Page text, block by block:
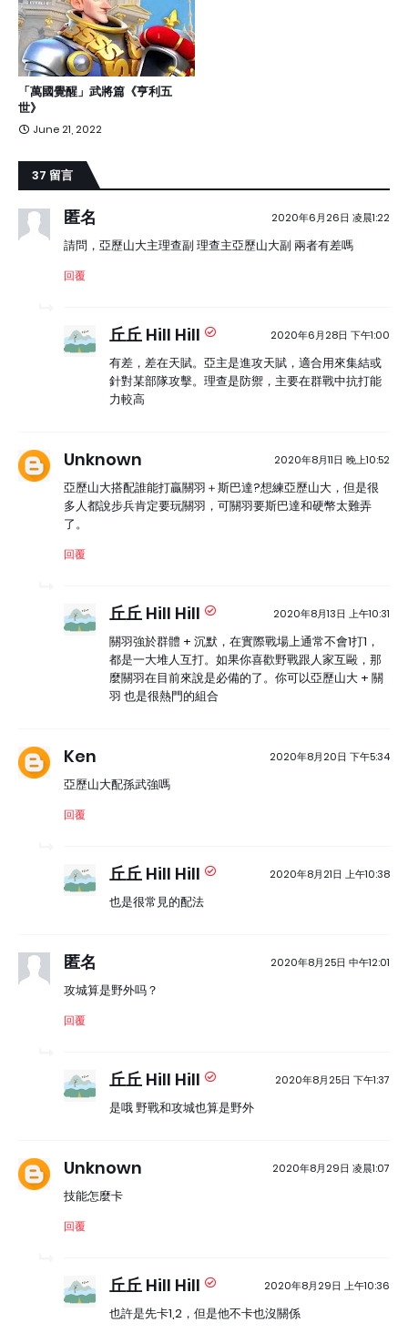
「萬國覺醒」武將篇《亨利五
世》
June 21, 2022
37 留言
匿名 2020年6月26日 凌晨1:22
請問，亞歷山大主理查副 理查主亞歷山大副 兩者有差嗎
回覆
丘丘 Hill Hill 2020年6月28日 下午1:00
有差，差在天賦。亞主是進攻天賦，適合用來集結或
針對某部隊攻擊。理查是防禦，主要在群戰中抗打能
力較高
Unknown 2020年8月11日 晚上10:52
亞歷山大搭配誰能打贏關羽＋斯巴達?想練亞歷山大，但是很
多人都說步兵肯定要玩關羽，可關羽要斯巴達和硬幣太難弄
了。
回覆
丘丘 Hill Hill 2020年8月13日 上午10:31
關羽強於群體 + 沉默，在實際戰場上通常不會1打1，
都是一大堆人互打。如果你喜歡野戰跟人家互毆，那
麼關羽在目前來說是必備的了。你可以亞歷山大 + 關
羽 也是很熱門的組合
Ken 2020年8月20日 下午5:34
亞歷山大配孫武強嗎
回覆
丘丘 Hill Hill 2020年8月21日 上午10:38
也是很常見的配法
匿名 2020年8月25日 中午12:01
攻城算是野外吗？
回覆
丘丘 Hill Hill 2020年8月25日 下午1:37
是哦 野戰和攻城也算是野外
Unknown 2020年8月29日 凌晨1:07
技能怎麼卡
回覆
丘丘 Hill Hill 2020年8月29日 上午10:36
也許是先卡1,2，但是他不卡也沒關係